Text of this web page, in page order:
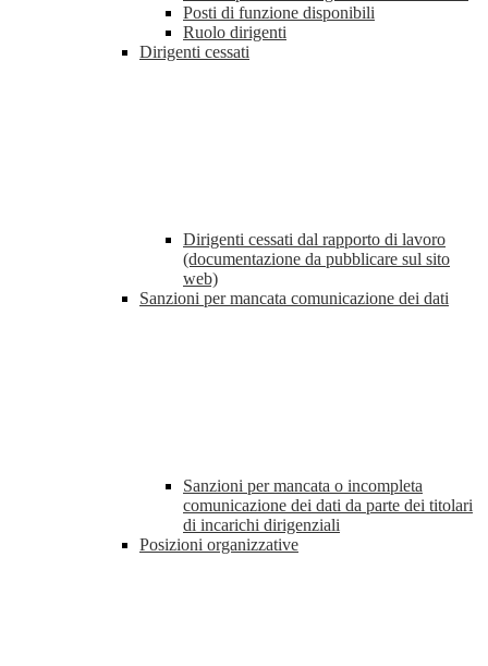
Posti di funzione disponibili
Ruolo dirigenti
Dirigenti cessati
Dirigenti cessati dal rapporto di lavoro
(documentazione da pubblicare sul sito
web)
Sanzioni per mancata comunicazione dei dati
Sanzioni per mancata o incompleta
comunicazione dei dati da parte dei titolari
di incarichi dirigenziali
Posizioni organizzative